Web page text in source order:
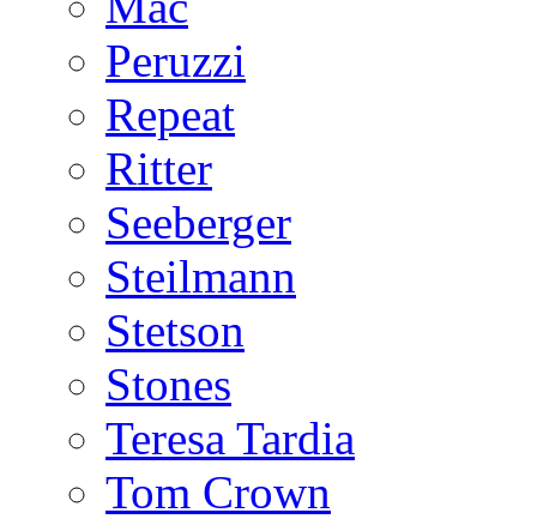
Peruzzi
Repeat
Ritter
Seeberger
Steilmann
Stetson
Stones
Teresa Tardia
Tom Crown